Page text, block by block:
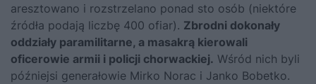
aresztowano i rozstrzelano ponad sto osób (niektóre
źródła podają liczbę 400 ofiar). Zbrodni dokonały
oddziały paramilitarne, a masakrą kierowali
oficerowie armii i policji chorwackiej. Wśród nich byli
późniejsi generałowie Mirko Norac i Janko Bobetko.